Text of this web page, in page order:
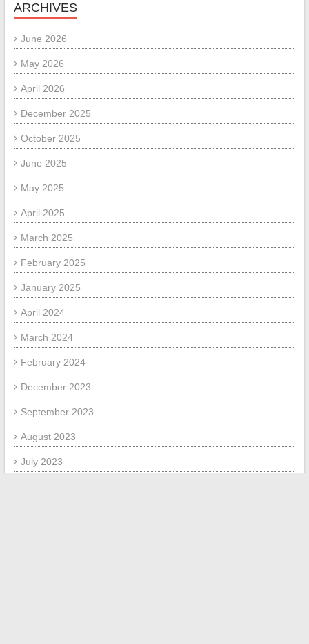
ARCHIVES
June 2026
May 2026
April 2026
December 2025
October 2025
June 2025
May 2025
April 2025
March 2025
February 2025
January 2025
April 2024
March 2024
February 2024
December 2023
September 2023
August 2023
July 2023